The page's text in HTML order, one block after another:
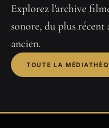
Explorez l'archive
sonore, du plus récent
ancien.
TOUTE LA